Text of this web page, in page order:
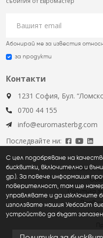
Абонирай ме за известия
за продукти
Контакти
1231 София, Бул.
0700 44 155
info@euromasterbg.com
Последвайте ни:
Euromaster ©
С цел подобряване на
бисквитки, включително и
др.). За повече информация
поверителност, там ще
управлявате и да изключите
използвате нашия Уебсайт
устройство да бъдат